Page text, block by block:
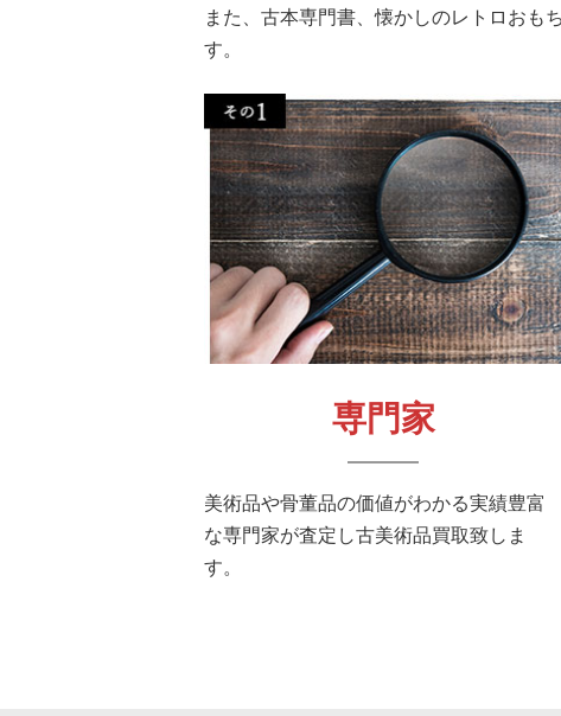
また、古本専門書、懐かしのレトロおも
す。
専門家
美術品や骨董品の価値がわかる実績豊富
な専門家が査定し古美術品買取致しま
す。